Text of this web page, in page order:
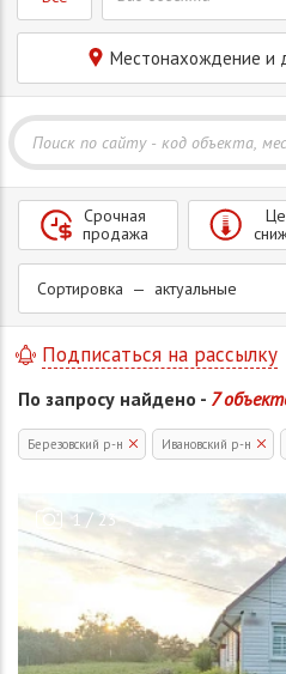
Местонахождение и
Сортировка — актуальные
Срочная
продажа
По запросу найдено - 7
Подписаться на рассылку
Березовский р-н Ивановский р-н
1/23